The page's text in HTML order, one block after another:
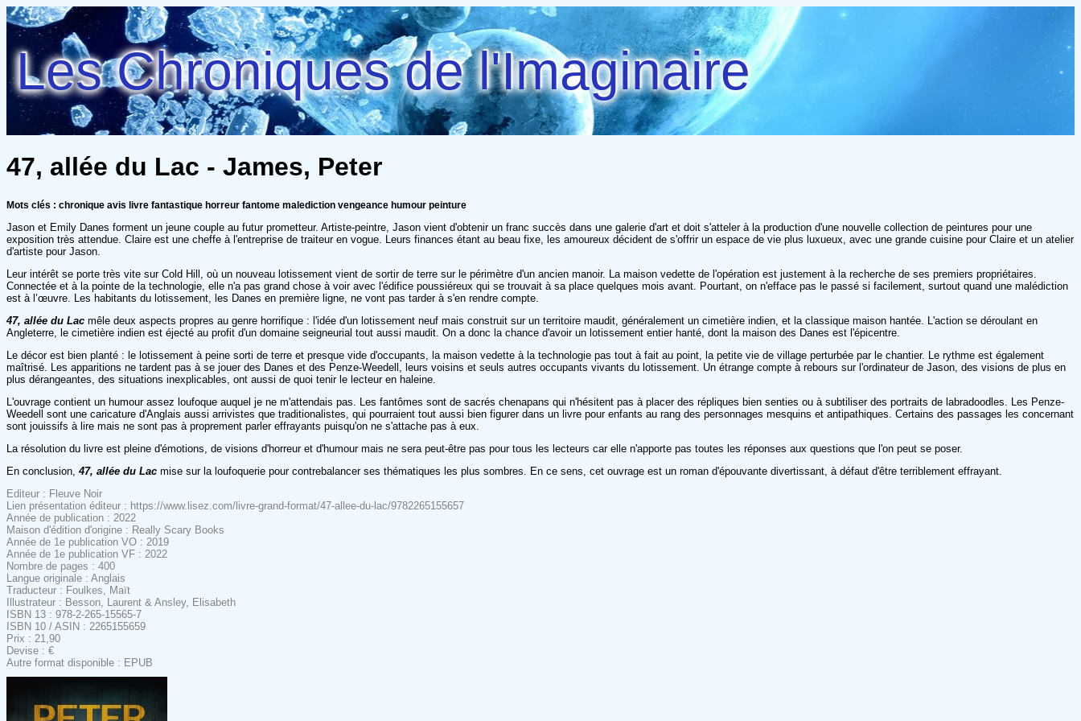
Les Chroniques de l'Imaginaire
47, allée du Lac - James, Peter
Mots clés : chronique avis livre fantastique horreur fantome malediction vengeance humour peinture
Jason et Emily Danes forment un jeune couple au futur prometteur. Artiste-peintre, Jason vient d'obtenir un franc succès dans une galerie d'art et doit s'atteler à la production d'une nouvelle collection de peintures pour une
exposition très attendue. Claire est une cheffe à l'entreprise de traiteur en vogue. Leurs finances étant au beau fixe, les amoureux décident de s'offrir un espace de vie plus luxueux, avec une grande cuisine pour Claire et un atelier
d'artiste pour Jason.
Leur intérêt se porte très vite sur Cold Hill, où un nouveau lotissement vient de sortir de terre sur le périmètre d'un ancien manoir. La maison vedette de l'opération est justement à la recherche de ses premiers propriétaires.
Connectée et à la pointe de la technologie, elle n'a pas grand chose à voir avec l'édifice poussiéreux qui se trouvait à sa place quelques mois avant. Pourtant, on n'efface pas le passé si facilement, surtout quand une malédiction
est à l’œuvre. Les habitants du lotissement, les Danes en première ligne, ne vont pas tarder à s'en rendre compte.
47, allée du Lac mêle deux aspects propres au genre horrifique : l'idée d'un lotissement neuf mais construit sur un territoire maudit, généralement un cimetière indien, et la classique maison hantée. L'action se déroulant en
Angleterre, le cimetière indien est éjecté au profit d'un domaine seigneurial tout aussi maudit. On a donc la chance d'avoir un lotissement entier hanté, dont la maison des Danes est l'épicentre.
Le décor est bien planté : le lotissement à peine sorti de terre et presque vide d'occupants, la maison vedette à la technologie pas tout à fait au point, la petite vie de village perturbée par le chantier. Le rythme est également
maîtrisé. Les apparitions ne tardent pas à se jouer des Danes et des Penze-Weedell, leurs voisins et seuls autres occupants vivants du lotissement. Un étrange compte à rebours sur l'ordinateur de Jason, des visions de plus en
plus dérangeantes, des situations inexplicables, ont aussi de quoi tenir le lecteur en haleine.
L'ouvrage contient un humour assez loufoque auquel je ne m'attendais pas. Les fantômes sont de sacrés chenapans qui n'hésitent pas à placer des répliques bien senties ou à subtiliser des portraits de labradoodles. Les Penze-
Weedell sont une caricature d'Anglais aussi arrivistes que traditionalistes, qui pourraient tout aussi bien figurer dans un livre pour enfants au rang des personnages mesquins et antipathiques. Certains des passages les concernant
sont jouissifs à lire mais ne sont pas à proprement parler effrayants puisqu'on ne s'attache pas à eux.
La résolution du livre est pleine d'émotions, de visions d'horreur et d'humour mais ne sera peut-être pas pour tous les lecteurs car elle n'apporte pas toutes les réponses aux questions que l'on peut se poser.
En conclusion, 47, allée du Lac mise sur la loufoquerie pour contrebalancer ses thématiques les plus sombres. En ce sens, cet ouvrage est un roman d'épouvante divertissant, à défaut d'être terriblement effrayant.
Editeur : Fleuve Noir
Lien présentation éditeur : https://www.lisez.com/livre-grand-format/47-allee-du-lac/9782265155657
Année de publication : 2022
Maison d'édition d'origine : Really Scary Books
Année de 1e publication VO : 2019
Année de 1e publication VF : 2022
Nombre de pages : 400
Langue originale : Anglais
Traducteur : Foulkes, Maït
Illustrateur : Besson, Laurent & Ansley, Elisabeth
ISBN 13 : 978-2-265-15565-7
ISBN 10 / ASIN : 2265155659
Prix : 21,90
Devise : €
Autre format disponible : EPUB